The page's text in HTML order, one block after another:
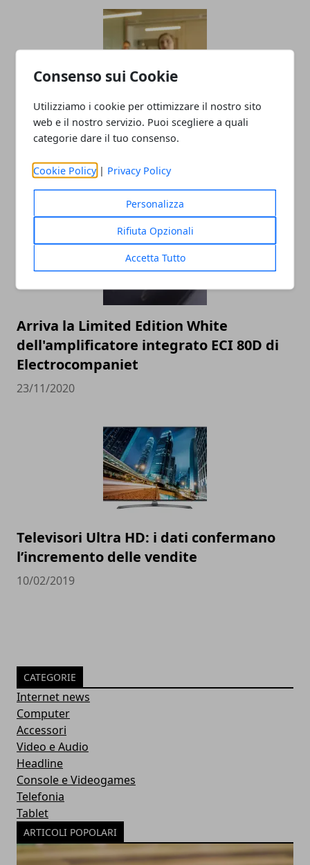
Consenso sui Cookie
Utilizziamo i cookie per ottimizzare il nostro sito
web e il nostro servizio. Puoi scegliere a quali
categorie dare il tuo consenso.
Cookie Policy | Privacy Policy
Personalizza
Rifiuta Opzionali
Accetta Tutto
Montaggio video e ritmo: i segreti per
10/10/2022
Arriva la Limited Edition White
dell'amplificatore integrato ECI 80D di
Electrocompaniet
23/11/2020
Televisori Ultra HD: i dati confermano
l’incremento delle vendite
10/02/2019
CATEGORIE
Internet news
Computer
Accessori
Video e Audio
Headline
Console e Videogames
Telefonia
Tablet
ARTICOLI POPOLARI